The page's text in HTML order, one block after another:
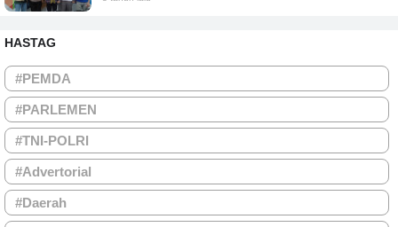
HASTAG
#PEMDA
#PARLEMEN
#TNI-POLRI
#Advertorial
#Daerah